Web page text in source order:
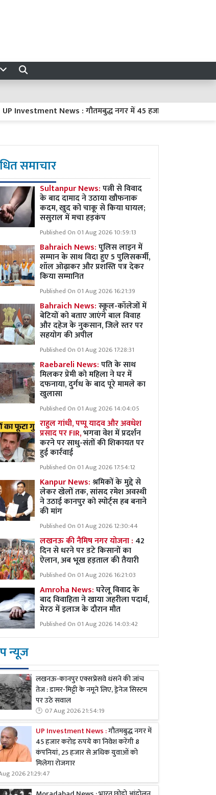
News : गौतमबुद्ध नगर में 45 हजार करोड़ रुपये का निवेश
समाचार
Sultanpur News:पत्नी से विवाद
के बाद दामाद ने उठाया खौफनाक
कदम, खुद को चाकू से किया घायल;
ससुराल में मचा हड़कंप
Published On 01 Aug 2026 10:59:13
Bahraich News:पुलिस लाइन में
सम्मान के साथ विदा हुए 5 पुलिसकर्मी,
शॉल ओढ़ाकर और प्रशस्ति पत्र देकर
किया सम्मानित
Published On 01 Aug 2026 16:21:39
Bahraich News:स्कूल-कॉलेजों में
बेटियों को बताए जाएंगे बाल विवाह
और दहेज के नुकसान, जिले स्तर पर
सहयोग की अपील
Published On 01 Aug 2026 17:28:31
Raebareli News:पति के साथ
मिलकर प्रेमी को महिला ने घर में
दफनाया, दुर्गध के बाद पूरे मामले का
खुलासा
Published On 01 Aug 2026 14:04:05
राहुल गांधी, पप्पू यादव और अवधेश
प्रसाद पर FIR,भगवा वेश में प्रदर्शन
करने पर साधु-संतों की शिकायत पर
हुई कार्रवाई
Published On 01 Aug 2026 17:54:12
Kanpur News:श्रमिकों के मुद्दे से
लेकर खेलों तक, सांसद रमेश अवस्थी
ने उठाई कानपुर को स्पोर्ट्स हब बनाने
की मांग
Published On 01 Aug 2026 12:30:44
लखनऊ की नैमिष नगर योजना : 42
दिन से धरने पर डटे किसानों का
ऐलान, अब भूख हड़ताल की तैयारी
Published On 01 Aug 2026 16:21:03
Amroha News:घरेलू विवाद के
बाद विवाहिता ने खाया जहरीला पदार्थ,
मेरठ में इलाज के दौरान मौत
Published On 01 Aug 2026 14:03:42
न्यूज
लखनऊ-कानपुर एक्सप्रेसवे धंसने की जांच
तेज : डामर-मिट्टी के नमूने लिए, ड्रेनेज सिस्टम
पर उठे सवाल
07 Aug 2026 21:54:19
UP Investment News :गौतमबुद्ध नगर में
45 हजार करोड़ रुपये का निवेश करेंगी 8
कंपनियां, 25 हजार से अधिक युवाओं को
मिलेगा रोजगार
2026 21:29:47